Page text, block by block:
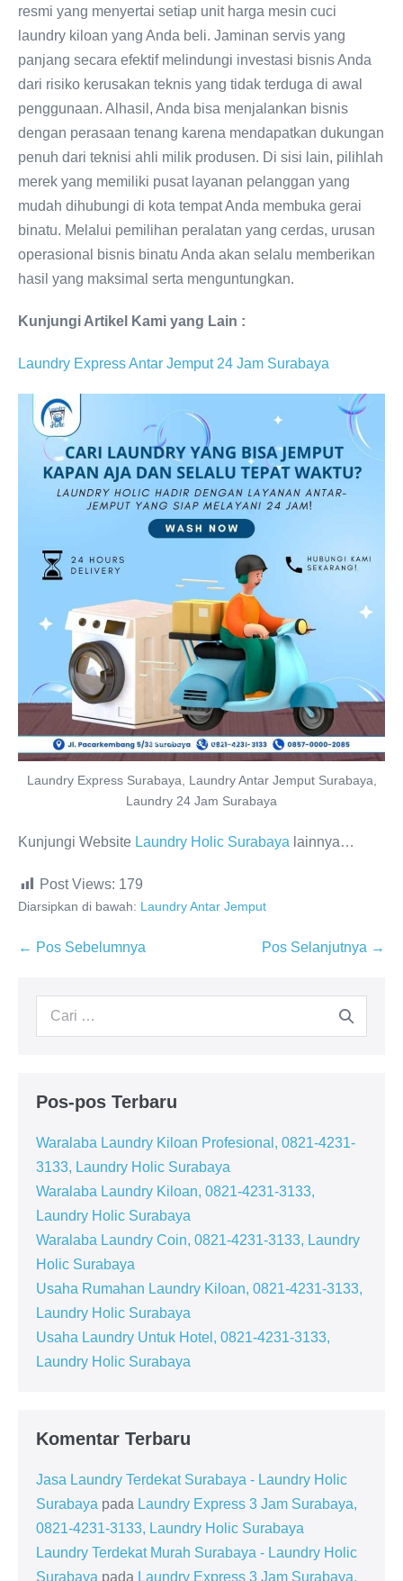
resmi yang menyertai setiap unit harga mesin cuci
laundry kiloan yang Anda beli. Jaminan servis yang
panjang secara efektif melindungi investasi bisnis Anda
dari risiko kerusakan teknis yang tidak terduga di awal
penggunaan. Alhasil, Anda bisa menjalankan bisnis
dengan perasaan tenang karena mendapatkan dukungan
penuh dari teknisi ahli milik produsen. Di sisi lain, pilihlah
merek yang memiliki pusat layanan pelanggan yang
mudah dihubungi di kota tempat Anda membuka gerai
binatu. Melalui pemilihan peralatan yang cerdas, urusan
operasional bisnis binatu Anda akan selalu memberikan
hasil yang maksimal serta menguntungkan.
Kunjungi Artikel Kami yang Lain :
Laundry Express Antar Jemput 24 Jam Surabaya
Laundry Express Surabaya, Laundry Antar Jemput Surabaya,
Laundry 24 Jam Surabaya
Kunjungi Website Laundry Holic Surabaya lainnya…
Post Views: 179
Diarsipkan di bawah: Laundry Antar Jemput
Navigasi
← Pos Sebelumnya Pos Selanjutnya →
Pencarian
Pos-pos Terbaru
Waralaba Laundry Kiloan Profesional, 0821-4231-
3133, Laundry Holic Surabaya
Waralaba Laundry Kiloan, 0821-4231-3133,
Laundry Holic Surabaya
Waralaba Laundry Coin, 0821-4231-3133, Laundry
Holic Surabaya
Usaha Rumahan Laundry Kiloan, 0821-4231-3133,
Laundry Holic Surabaya
Usaha Laundry Untuk Hotel, 0821-4231-3133,
Laundry Holic Surabaya
Komentar Terbaru
Jasa Laundry Terdekat Surabaya - Laundry Holic
Surabaya pada Laundry Express 3 Jam Surabaya,
0821-4231-3133, Laundry Holic Surabaya
Laundry Terdekat Murah Surabaya - Laundry Holic
Surabaya pada Laundry Express 3 Jam Surabaya,